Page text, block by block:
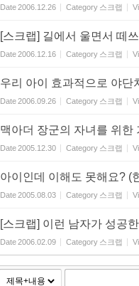
Date2006.12.26 Category 스크랩
[스크랩] 길에서 울면서 떼
Date2006.12.16 Category 스크랩
우리 아이 효과적으로 야단
Date2006.09.26 Category 스크랩
맥아더 장군의 자녀를 위한
Date2005.12.30 Category 스크랩
아이인데 이해도 못해요? (
Date2005.08.03 Category 스크랩
[스크랩] 이런 남자가 성공
Date2006.02.09 Category 스크랩